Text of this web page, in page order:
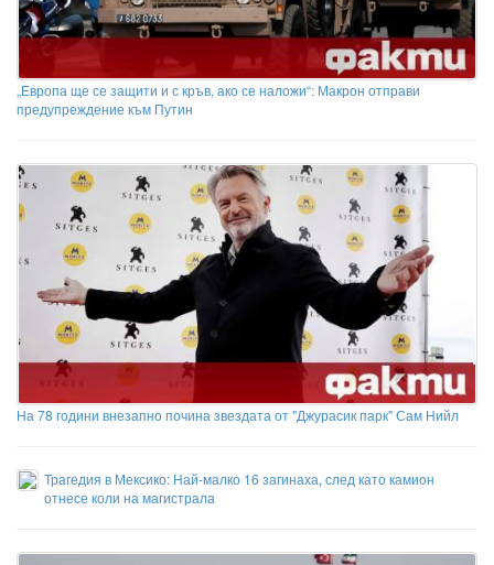
„Европа ще се защити и с кръв, ако се наложи“: Макрон отправи
предупреждение към Путин
На 78 години внезапно почина звездата от "Джурасик парк" Сам Нийл
Трагедия в Мексико: Най-малко 16 загинаха, след като камион
отнесе коли на магистрала